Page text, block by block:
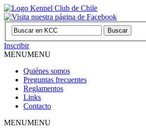
Inscribir
MENUMENU
Quiénes somos
Preguntas frecuentes
Reglamentos
Links
Contacto
MENUMENU